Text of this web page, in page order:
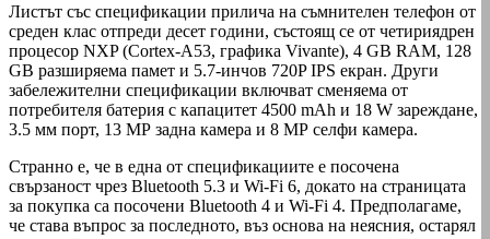
Листът със спецификации прилича на съмнителен телефон от
среден клас отпреди десет години, състоящ се от четириядрен
процесор NXP (Cortex-A53, графика Vivante), 4 GB RAM, 128
GB разширяема памет и 5.7-инчов 720P IPS екран. Други
забележителни спецификации включват сменяема от
потребителя батерия с капацитет 4500 mAh и 18 W зареждане,
3.5 мм порт, 13 МР задна камера и 8 МР селфи камера.
Странно е, че в една от спецификациите е посочена
свързаност чрез Bluetooth 5.3 и Wi-Fi 6, докато на страницата
за покупка са посочени Bluetooth 4 и Wi-Fi 4. Предполагаме,
че става въпрос за последното, въз основа на неясния, остарял